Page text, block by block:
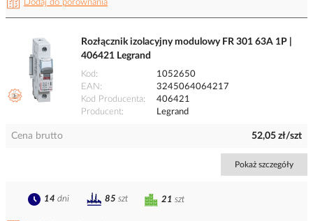
Dodaj do porównania
Rozłącznik izolacyjny modulowy FR 301 63A 1P |
406421 Legrand
Kod
1052650
EAN
3245064064217
Kod Producenta
406421
Producent
Legrand
Cena brutto 52,05 zł/szt
Pokaż szczegóły
21 szt
14 dni 85 szt